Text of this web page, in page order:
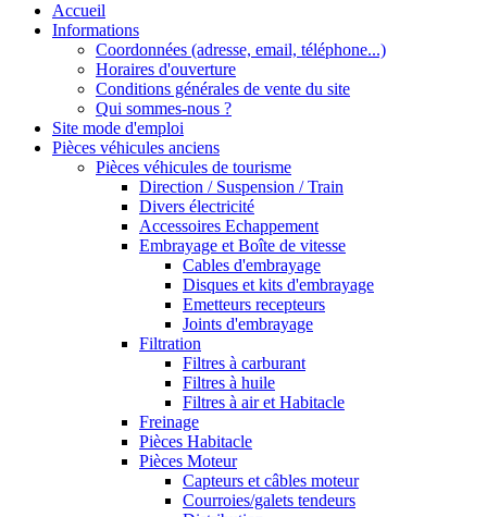
Accueil
Informations
Coordonnées (adresse, email, téléphone...)
Horaires d'ouverture
Conditions générales de vente du site
Qui sommes-nous ?
Site mode d'emploi
Pièces véhicules anciens
Pièces véhicules de tourisme
Direction / Suspension / Train
Divers électricité
Accessoires Echappement
Embrayage et Boîte de vitesse
Cables d'embrayage
Disques et kits d'embrayage
Emetteurs recepteurs
Joints d'embrayage
Filtration
Filtres à carburant
Filtres à huile
Filtres à air et Habitacle
Freinage
Pièces Habitacle
Pièces Moteur
Capteurs et câbles moteur
Courroies/galets tendeurs